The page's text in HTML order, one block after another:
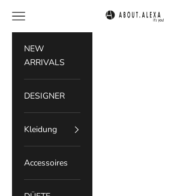
ABOUT.ALEXA
Menü
NEW
ARRIVALS
DESIGNER
Kleidung
Accessoires